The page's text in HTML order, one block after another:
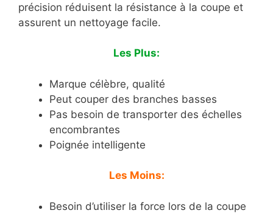
précision réduisent la résistance à la coupe et
assurent un nettoyage facile.
Les Plus:
Marque célèbre, qualité
Peut couper des branches basses
Pas besoin de transporter des échelles
encombrantes
Poignée intelligente
Les Moins:
Besoin d’utiliser la force lors de la coupe